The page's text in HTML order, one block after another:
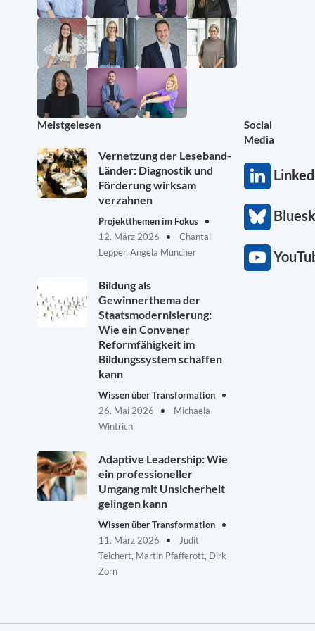
Meistgelesen
Vernetzung der Leseband-
Länder: Diagnostik und
Förderung wirksam
verzahnen
Projektthemen im Fokus
12. März 2026
Chantal
Lepper, Angela Müncher
Bildung als
Gewinnerthema der
Staatsmodernisierung:
Wie ein Convener
Reformfähigkeit im
Bildungssystem schaffen
kann
Wissen über Transformation
26. Mai 2026
Michaela
Wintrich
Adaptive Leadership: Wie
ein professioneller
Umgang mit Unsicherheit
gelingen kann
Wissen über Transformation
11. März 2026
Judit
Teichert, Martin Pfafferott, Dirk
Zorn
Social
Media